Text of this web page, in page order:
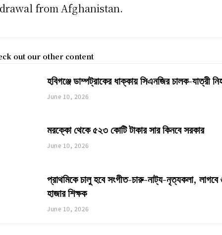
from Afghanistan.
out our other content
হবিগঞ্জে ডাম্পট্রাকের ধাক্কায় সিএনজির চালক-যাত্রী
June 10, 2026
মরক্কো থেকে ৫২৩ কোটি টাকার সার কিনবে সরকার
June 10, 2026
প্রাথমিকে চালু হবে সংগীত-চারু-নাট্য-নৃত্যকলা,
হাজার শিক্ষক
June 10, 2026